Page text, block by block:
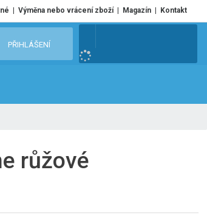
Výměna nebo vrácení zboží Magazín Kontakt
PŘIHLÁŠENÍ
růžové